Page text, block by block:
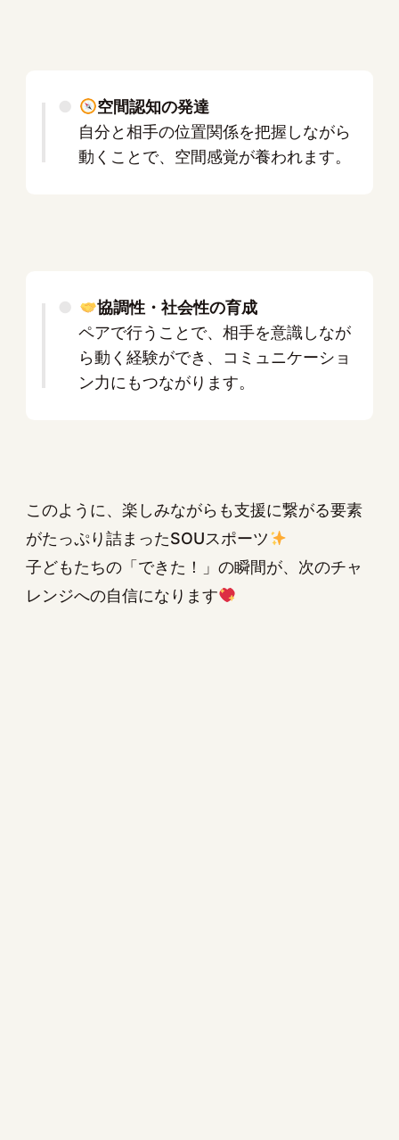
空間認知の発達
自分と相手の位置関係を把握しながら
動くことで、空間感覚が養われます。
協調性・社会性の育成
ペアで行うことで、相手を意識しなが
ら動く経験ができ、コミュニケーショ
ン力にもつながります。
このように、楽しみながらも支援に繋がる要素
がたっぷり詰まったSOUスポーツ
子どもたちの「できた！」の瞬間が、次のチャ
レンジへの自信になります